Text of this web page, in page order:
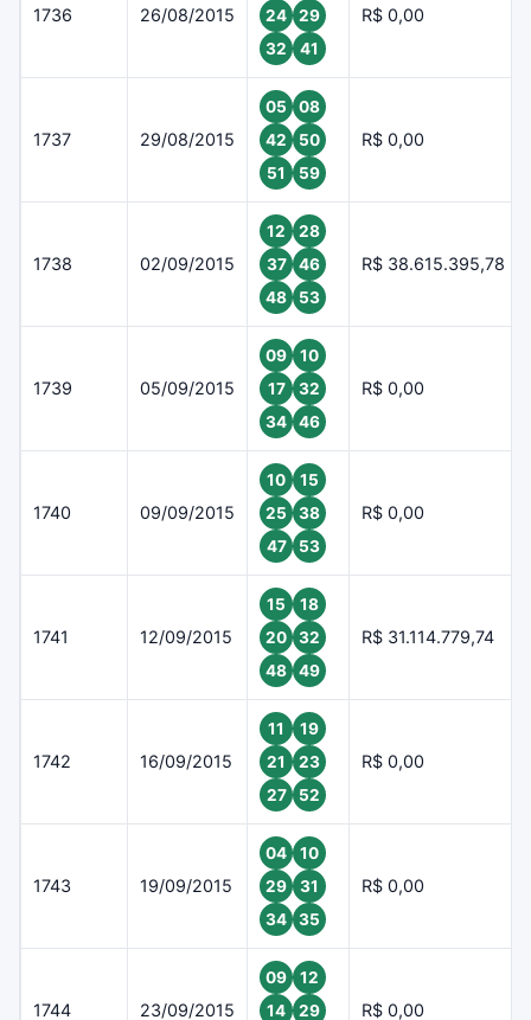
1736 26/08/2015
24
29
32
41
R$ 0,00
1737 29/08/2015
05
08
42
50
51
59
R$ 0,00
1738 02/09/2015
12
28
37
46
48
53
R$ 38.615.395,78
1739 05/09/2015
09
10
17
32
34
46
R$ 0,00
1740 09/09/2015
10
15
25
38
47
53
R$ 0,00
1741 12/09/2015
15
18
20
32
48
49
R$ 31.114.779,74
1742 16/09/2015
11
19
21
23
27
52
R$ 0,00
1743 19/09/2015
04
10
29
31
34
35
R$ 0,00
1744 23/09/2015
09
12
14
29 R$ 0,00